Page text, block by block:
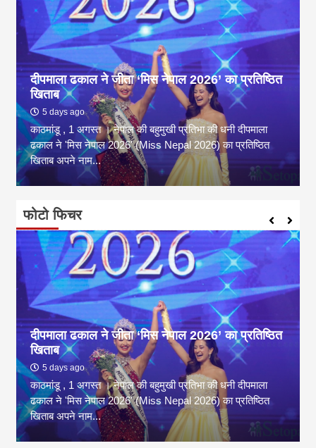
दीपमाला ढकाल ने जीता ‘मिस नेपाल 2026’ का प्रतिष्ठित
खिताब
5 days ago
काठमांडू , 1 अगस्त । नेपाल की बहुमुखी प्रतिभा की धनी दीपमाला
ढकाल ने 'मिस नेपाल 2026' (Miss Nepal 2026) का प्रतिष्ठित
खिताब अपने नाम...
फोटो फिचर
दीपमाला ढकाल ने जीता ‘मिस नेपाल 2026’ का प्रतिष्ठित
खिताब
5 days ago
काठमांडू , 1 अगस्त । नेपाल की बहुमुखी प्रतिभा की धनी दीपमाला
ढकाल ने 'मिस नेपाल 2026' (Miss Nepal 2026) का प्रतिष्ठित
खिताब अपने नाम...